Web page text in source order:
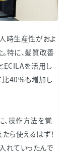
時生産性がおよ
特に、髪質改善
ECILAを活用し
比40%も増加し
、操作方法を覚
ら使えるはず！
れていったんで